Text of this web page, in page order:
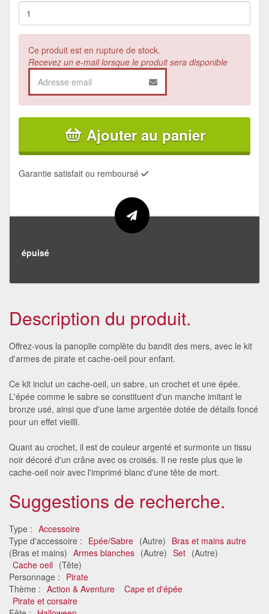
Ce produit est en rupture de stock.
Recevez un e-mail lorsque le produit sera disponible
Ajouter au panier
Garantie satisfait ou remboursé
épuisé
Description du produit.
Offrez-vous la panoplie complète du bandit des mers, avec le kit
d'armes de pirate et cache-oeil pour enfant.
Ce kit inclut un cache-oeil, un sabre, un crochet et une épée.
L'épée comme le sabre se constituent d'un manche imitant le
bronze usé, ainsi que d'une lame argentée dotée de détails foncé
pour un effet vieilli.
Quant au crochet, il est de couleur argenté et surmonte un tissu
noir décoré d'un crâne avec os croisés. Il ne reste plus que le
cache-oeil noir avec l'imprimé blanc d'une tête de mort.
Suggestions de recherche.
Type : Accessoire
Type d'accessoire : Epée/Sabre (Autre) Bras et mains autre
(Bras et mains) Armes blanches (Autre) Set (Autre)
Cache oeil (Tête)
Personnage : Pirate
Thème : Action & Aventure
Cape et d'épée
Pirate et corsaire